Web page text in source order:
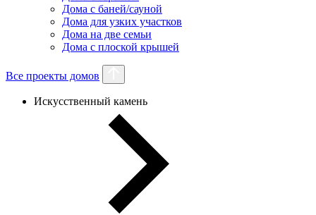
Дома с баней/сауной
Дома для узких участков
Дома на две семьи
Дома с плоской крышей
Все проекты домов
Искусственный камень